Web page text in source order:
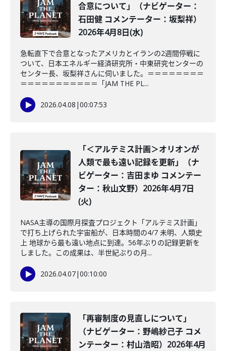
合意について」（ナビゲーター：
石田健 コメンテーター：坂梨祥）
2026年4月8日(水)
急転直下で合意となったアメリカとイランの2週間停戦に
ついて、日本エネルギー経済研究所・中東研究センターの
センター長、坂梨祥さんに伺いました。＝＝＝＝＝＝＝＝
＝＝＝＝＝＝＝＝＝＝＝「JAM THE PL...
2026.04.08 |00:07:53
「＜アルテミス計画＞オリオンが
人類で最も遠い記録を更新」（ナ
ビゲーター：吉田まゆ コメンテー
ター：秋山文野）2026年4月7日
(火)
NASA主導の国際月探査プロジェクト「アルテミス計画」
で打ち上げられた宇宙船が、日本時間の4/7 未明、人類史
上 地球から最も遠い地点に到達。56年ぶりの記録更新を
しました。この成果は、半世紀ぶりの月...
2026.04.07|00:10:00
「再審制度の見直しについて」
（ナビゲーター：野嶋紗己子 コメ
ンテーター：村山浩昭）2026年4月